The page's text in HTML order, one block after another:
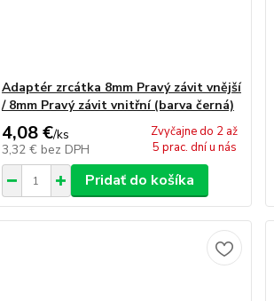
Adaptér zrcátka 8mm Pravý závit vnější
/ 8mm Pravý závit vnitřní (barva černá)
4,08 €/ks
3,32 € bez DPH
Zvyčajne do 2 až
5 prac. dní u nás
Pridať do košíka